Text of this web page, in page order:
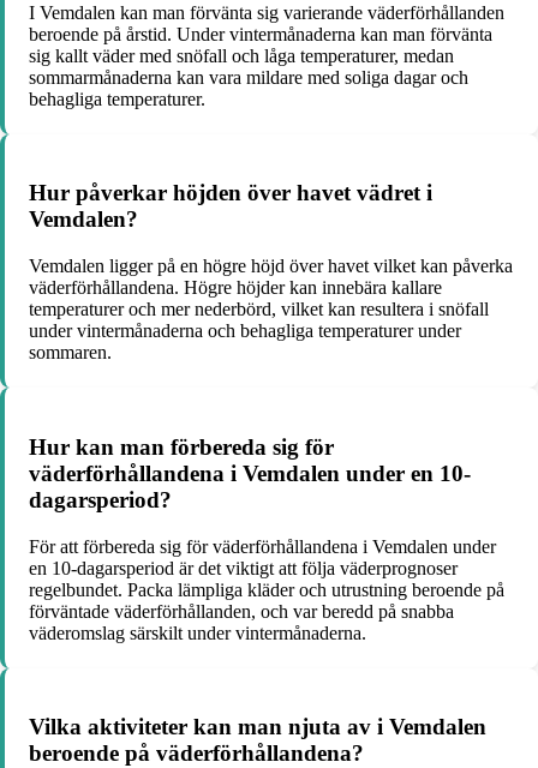
I Vemdalen kan man förvänta sig varierande väderförhållanden
beroende på årstid. Under vintermånaderna kan man förvänta
sig kallt väder med snöfall och låga temperaturer, medan
sommarmånaderna kan vara mildare med soliga dagar och
behagliga temperaturer.
Hur påverkar höjden över havet vädret i
Vemdalen?
Vemdalen ligger på en högre höjd över havet vilket kan påverka
väderförhållandena. Högre höjder kan innebära kallare
temperaturer och mer nederbörd, vilket kan resultera i snöfall
under vintermånaderna och behagliga temperaturer under
sommaren.
Hur kan man förbereda sig för
väderförhållandena i Vemdalen under en 10-
dagarsperiod?
För att förbereda sig för väderförhållandena i Vemdalen under
en 10-dagarsperiod är det viktigt att följa väderprognoser
regelbundet. Packa lämpliga kläder och utrustning beroende på
förväntade väderförhållanden, och var beredd på snabba
väderomslag särskilt under vintermånaderna.
Vilka aktiviteter kan man njuta av i Vemdalen
beroende på väderförhållandena?